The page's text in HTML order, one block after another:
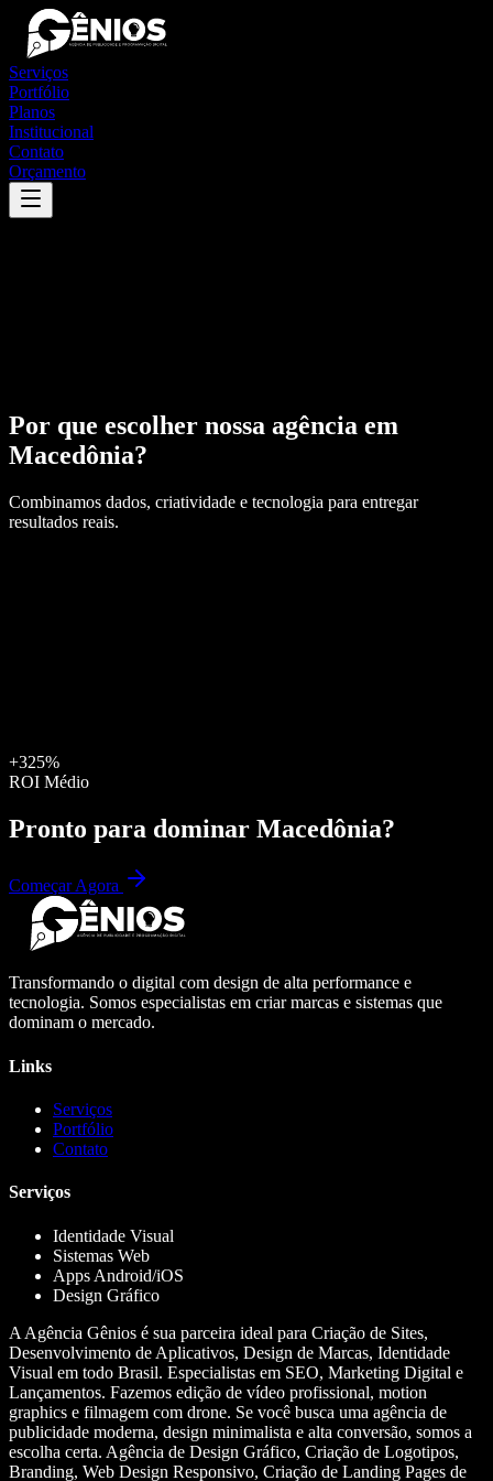
Serviços
Portfólio
Planos
Institucional
Contato
Orçamento
Por que escolher nossa agência em
Macedônia?
Combinamos dados, criatividade e tecnologia para entregar
resultados reais.
+325%
ROI Médio
Pronto para dominar Macedônia?
Começar Agora
Transformando o digital com design de alta performance e
tecnologia. Somos especialistas em criar marcas e sistemas que
dominam o mercado.
Links
Serviços
Portfólio
Contato
Serviços
Identidade Visual
Sistemas Web
Apps Android/iOS
Design Gráfico
A Agência Gênios é sua parceira ideal para Criação de Sites,
Desenvolvimento de Aplicativos, Design de Marcas, Identidade
Visual em todo Brasil. Especialistas em SEO, Marketing Digital e
Lançamentos. Fazemos edição de vídeo profissional, motion
graphics e filmagem com drone. Se você busca uma agência de
publicidade moderna, design minimalista e alta conversão, somos a
escolha certa. Agência de Design Gráfico, Criação de Logotipos,
Branding, Web Design Responsivo, Criação de Landing Pages de